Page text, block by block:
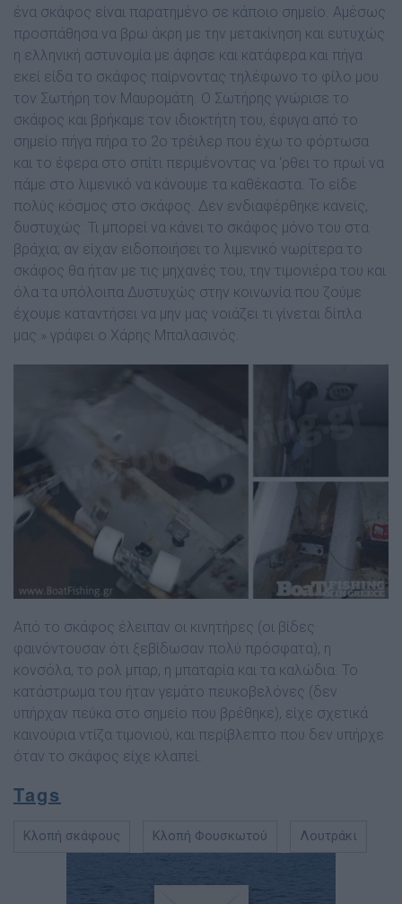
ένα σκάφος είναι παρατημένο σε κάποιο σημείο. Αμέσως
προσπάθησα να βρω άκρη με την μετακίνηση και ευτυχώς
η ελληνική αστυνομία με άφησε και κατάφερα και πήγα
εκεί είδα το σκάφος παίρνοντας τηλέφωνο το φίλο μου
τον Σωτήρη τον Μαυρομάτη. Ο Σωτήρης γνώρισε το
σκάφος και βρήκαμε τον ιδιοκτήτη του, έφυγα από το
σημείο πήγα πήρα το 2ο τρέιλερ που έχω το φόρτωσα
και το έφερα στο σπίτι περιμένοντας να ‘ρθει το πρωί να
πάμε στο λιμενικό να κάνουμε τα καθέκαστα. Το είδε
πολύς κόσμος στο σκάφος. Δεν ενδιαφέρθηκε κανείς,
δυστυχώς. Τι μπορεί να κάνει το σκάφος μόνο του στα
βράχια; αν είχαν ειδοποιήσει το λιμενικό νωρίτερα το
σκάφος θα ήταν με τις μηχανές του, την τιμονιέρα του και
όλα τα υπόλοιπα Δυστυχώς στην κοινωνία που ζούμε
έχουμε καταντήσει να μην μας νοιάζει τι γίνεται δίπλα
μας.» γράφει ο Χάρης Μπαλασινός.
Από το σκάφος έλειπαν οι κινητήρες (οι βίδες
φαινόντουσαν ότι ξεβίδωσαν πολύ πρόσφατα), η
κονσόλα, το ρολ μπαρ, η μπαταρία και τα καλώδια. Το
κατάστρωμα του ήταν γεμάτο πευκοβελόνες (δεν
υπήρχαν πεύκα στο σημείο που βρέθηκε), είχε σχετικά
καινούρια ντίζα τιμονιού, και περίβλεπτο που δεν υπήρχε
όταν το σκάφος είχε κλαπεί.
Tags
Κλοπή σκάφους Κλοπή Φουσκωτού Λουτράκι